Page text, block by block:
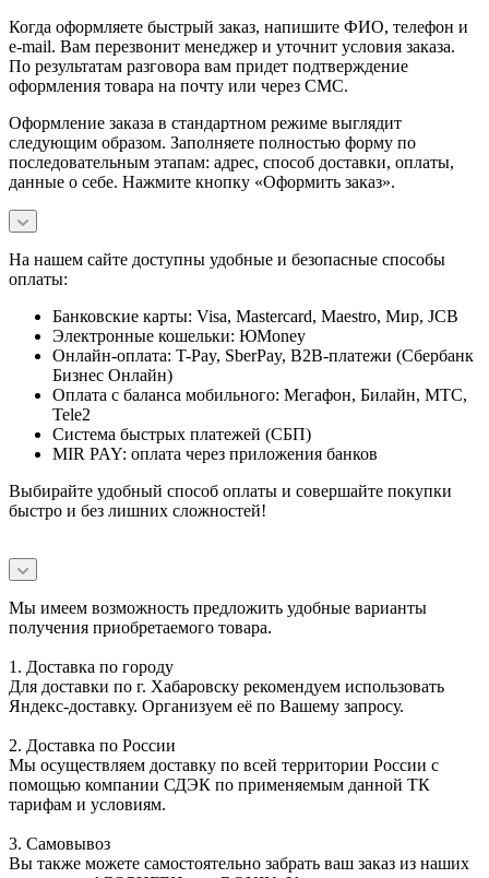
Когда оформляете быстрый заказ, напишите ФИО, телефон и
e-mail. Вам перезвонит менеджер и уточнит условия заказа.
По результатам разговора вам придет подтверждение
оформления товара на почту или через СМС.
Оформление заказа в стандартном режиме выглядит
следующим образом. Заполняете полностью форму по
последовательным этапам: адрес, способ доставки, оплаты,
данные о себе. Нажмите кнопку «Оформить заказ».
На нашем сайте доступны удобные и безопасные способы
оплаты:
Банковские карты: Visa, Mastercard, Maestro, Мир, JCB
Электронные кошельки: ЮMoney
Онлайн-оплата: T-Pay, SberPay, B2B-платежи (Сбербанк
Бизнес Онлайн)
Оплата с баланса мобильного: Мегафон, Билайн, МТС,
Tele2
Система быстрых платежей (СБП)
MIR PAY: оплата через приложения банков
Выбирайте удобный способ оплаты и совершайте покупки
быстро и без лишних сложностей!
Мы имеем возможность предложить удобные варианты
получения приобретаемого товара.
1. Доставка по городу
Для доставки по г. Хабаровску рекомендуем использовать
Яндекс-доставку. Организуем её по Вашему запросу.
2. Доставка по России
Мы осуществляем доставку по всей территории России с
помощью компании СДЭК по применяемым данной ТК
тарифам и условиям.
3. Самовывоз
Вы также можете самостоятельно забрать ваш заказ из наших